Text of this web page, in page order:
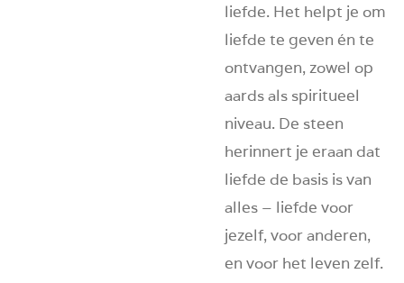
liefde. Het helpt je om
liefde te geven én te
ontvangen, zowel op
aards als spiritueel
niveau. De steen
herinnert je eraan dat
liefde de basis is van
alles – liefde voor
jezelf, voor anderen,
en voor het leven zelf.